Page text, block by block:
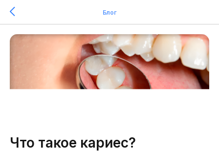
Блог
Что такое кариес?